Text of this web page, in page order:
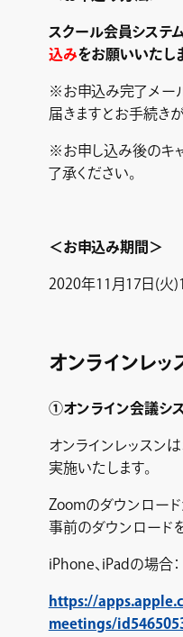
スクール会員システ
込みをお願いいたしま
※お申込み完了メー
届きますとお手続きが
※お申し込み後のキ
了承ください。
＜お申込み期間＞
2020年11月17日(火
オンラインレ
①オンライン会議シ
オンラインレッスン
実施いたします。
Zoomのダウンロード
事前のダウンロード
iPhone、iPadの場合：
https://
meetings/